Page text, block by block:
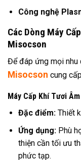
Công nghệ
Các Dòng Máy
Misocson
Để đáp ứng mọi nhu
Misocson cung
Máy Cấp Khí Tươi
Đặc điểm:Thiết
Ứng dụng:Phù
thiện cần tối ưu
phức tạp.